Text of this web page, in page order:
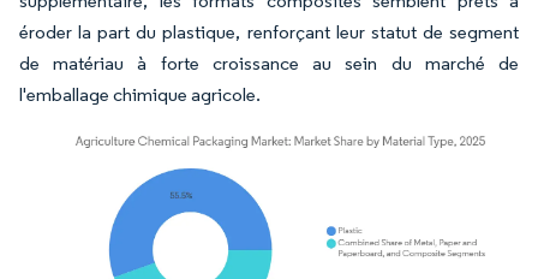
éroder la part du plastique, renforçant leur statut de segment
de matériau à forte croissance au sein du marché de
l'emballage chimique agricole.